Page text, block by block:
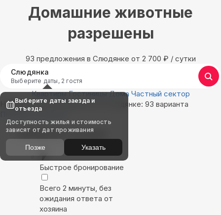
Домашние животные
разрешены
93 предложения в Слюдянке oт 2 700 ₽ / сутки
Слюдянка
Выберите даты, 2 гостя
Квартиры Гостиницы Дома Частный сектор
Найдём, где остановиться в Слюдянке: 93 варианта
Показать на карте
Выбирайте лучшее
Быстрое бронирование
Всего 2 минуты, без
ожидания ответа от
хозяина
Выберите даты заезда и
отъезда
Доступность жилья и стоимость
зависят от дат проживания
Позже Указать